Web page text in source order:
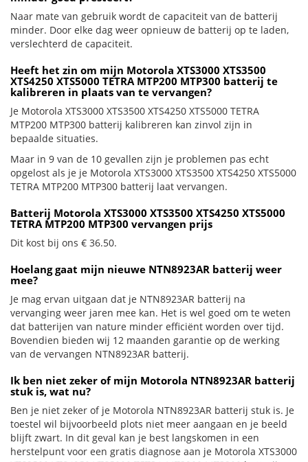
Naar mate van gebruik wordt de capaciteit van de batterij
minder. Door elke dag weer opnieuw de batterij op te laden,
verslechterd de capaciteit.
Heeft het zin om mijn Motorola XTS3000 XTS3500
XTS4250 XTS5000 TETRA MTP200 MTP300 batterij te
kalibreren in plaats van te vervangen?
Je Motorola XTS3000 XTS3500 XTS4250 XTS5000 TETRA
MTP200 MTP300 batterij kalibreren kan zinvol zijn in
bepaalde situaties.
Maar in 9 van de 10 gevallen zijn je problemen pas echt
opgelost als je je Motorola XTS3000 XTS3500 XTS4250 XTS5000
TETRA MTP200 MTP300 batterij laat vervangen.
Batterij Motorola XTS3000 XTS3500 XTS4250 XTS5000
TETRA MTP200 MTP300 vervangen prijs
Dit kost bij ons € 36.50.
Hoelang gaat mijn nieuwe NTN8923AR batterij weer
mee?
Je mag ervan uitgaan dat je NTN8923AR batterij na
vervanging weer jaren mee kan. Het is wel goed om te weten
dat batterijen van nature minder efficiënt worden over tijd.
Bovendien bieden wij 12 maanden garantie op de werking
van de vervangen NTN8923AR batterij.
Ik ben niet zeker of mijn Motorola NTN8923AR batterij
stuk is, wat nu?
Ben je niet zeker of je Motorola NTN8923AR batterij stuk is. Je
toestel wil bijvoorbeeld plots niet meer aangaan en je beeld
blijft zwart. In dit geval kan je best langskomen in een
herstelpunt voor een gratis diagnose aan je Motorola XTS3000